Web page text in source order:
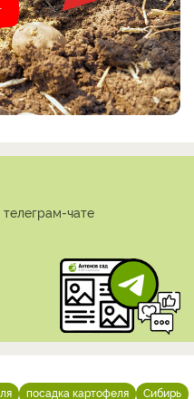
чате
посадка картофеля Сибирь